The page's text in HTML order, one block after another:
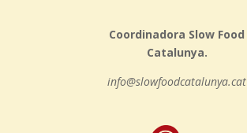
Coordinadora Slow Food
Catalunya.
info@slowfoodcatalunya.cat